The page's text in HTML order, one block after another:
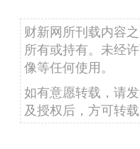
财新网所刊载内容
所有或持有。未经
像等任何使用。
如有意愿转载，请
及授权后，方可转载